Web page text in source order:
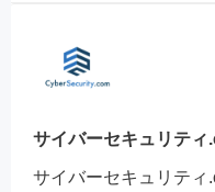
サイバーセキュリテ
サイバーセキュリテ